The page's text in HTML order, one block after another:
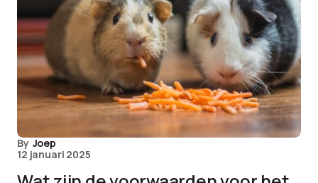
By Joep
12 januari 2025